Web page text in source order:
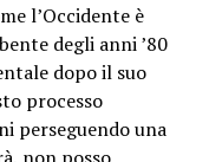
l’Occidente è
degli anni ’80
dopo il suo
processo
perseguendo una